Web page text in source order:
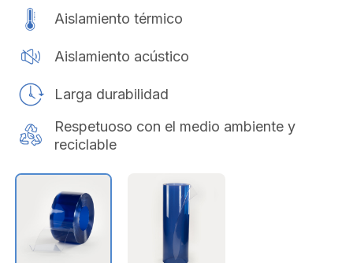
Aislamiento térmico
Aislamiento acústico
Larga durabilidad
Respetuoso con el medio ambiente y
reciclable